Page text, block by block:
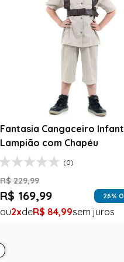
Saia Infantil Festa Junina
Xadrez Preto com Girassol
R$ 129,99
R$ 78,90
1 R$ 78, 90